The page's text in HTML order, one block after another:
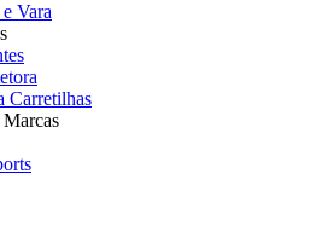
Vara
Carretilhas